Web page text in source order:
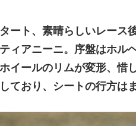
ー
ス
ート、素晴らしいレース
ィアニーニ。序盤はホル
イールのリムが変形、惜
ており、シートの行方は